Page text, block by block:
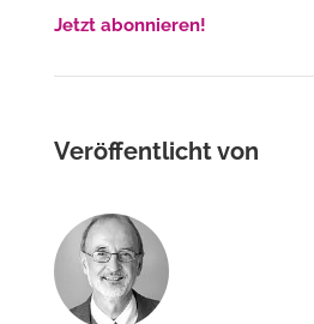
Jetzt abonnieren!
Veröffentlicht von